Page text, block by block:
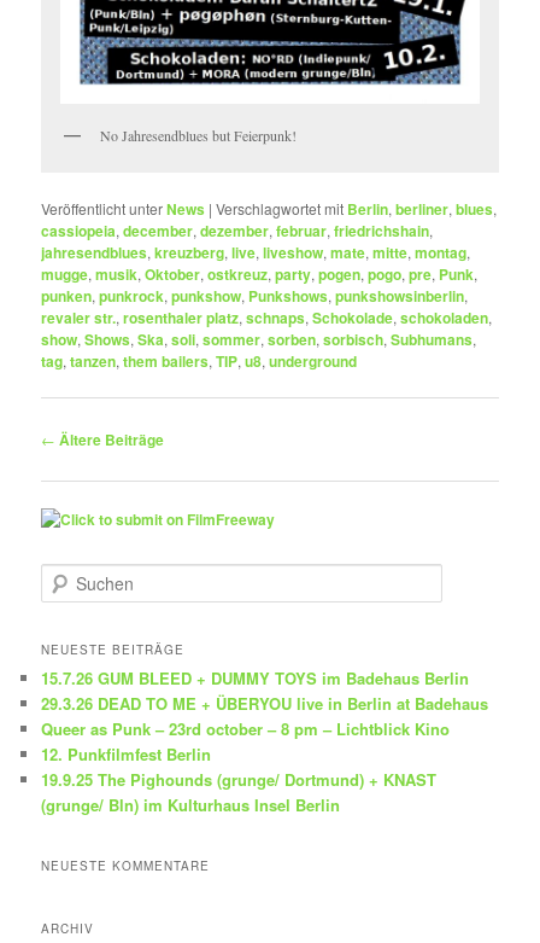
No Jahresendblues but Feierpunk!
Veröffentlicht unterNews |Verschlagwortet mit Berlin,berliner,blues,
cassiopeia,december,dezember,februar,friedrichshain,
jahresendblues,kreuzberg,live,liveshow,mate,mitte,montag,
mugge,musik,Oktober,ostkreuz,party,pogen,pogo,pre, Punk,
punken,punkrock,punkshow, Punkshows,punkshowsinberlin,
revaler str.,rosenthaler platz,schnaps,Schokolade,schokoladen,
show,Shows,Ska,soli,sommer,sorben,sorbisch,Subhumans,
tag,tanzen,them bailers,TIP,u8,underground
Beitragsnavigation
← Ältere Beiträge
u
h
n
NEUESTE BEITRÄGE
15.7.26 GUM BLEED + DUMMY TOYS im Badehaus Berlin
29.3.26 DEAD TO ME + ÜBERYOU live in Berlin at Badehaus
Queer as Punk – 23rd october – 8 pm – Lichtblick Kino
12. Punkfilmfest Berlin
19.9.25 The Pighounds (grunge/ Dortmund) + KNAST
(grunge/ Bln) im Kulturhaus Insel Berlin
NEUESTE KOMMENTARE
ARCHIV